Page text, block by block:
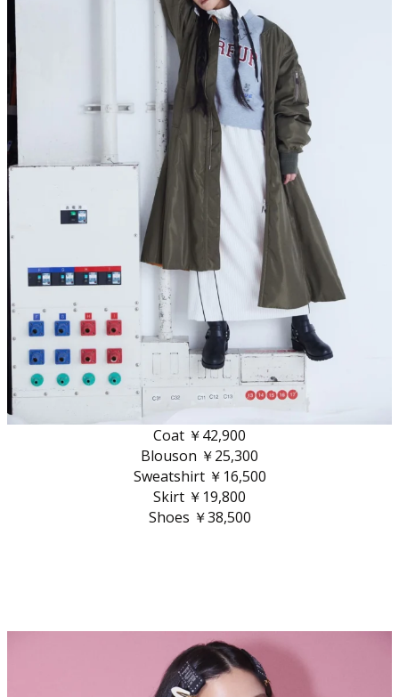
Coat ￥42,900
Blouson ￥25,300
Sweatshirt ￥16,500
Skirt ￥19,800
Shoes ￥38,500